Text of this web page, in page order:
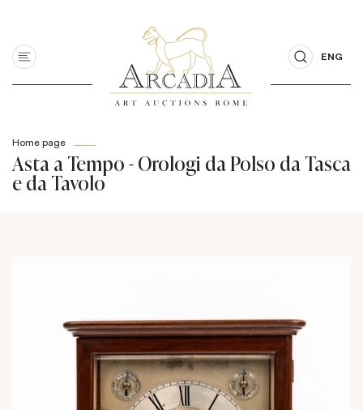
ENG
Home page
Asta a Tempo - Orologi da Polso da Tasca
e da Tavolo